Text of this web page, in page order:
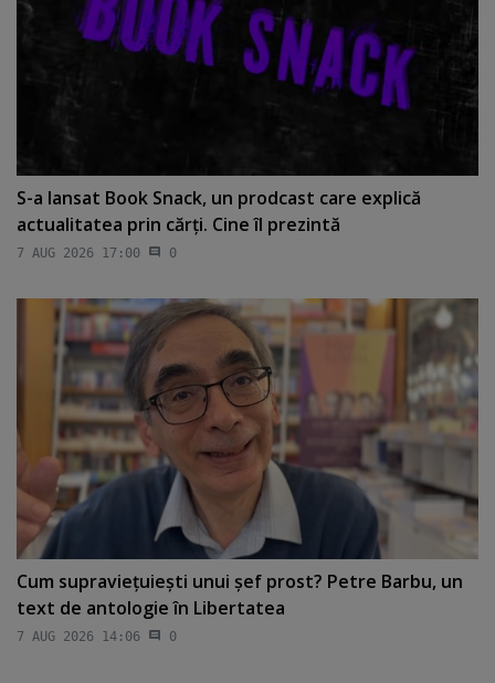
S-a lansat Book Snack, un prodcast care explică
actualitatea prin cărţi. Cine îl prezintă
7 AUG 2026 17:00 0
Cum supravieţuieşti unui şef prost? Petre Barbu, un
text de antologie în Libertatea
7 AUG 2026 14:06 0